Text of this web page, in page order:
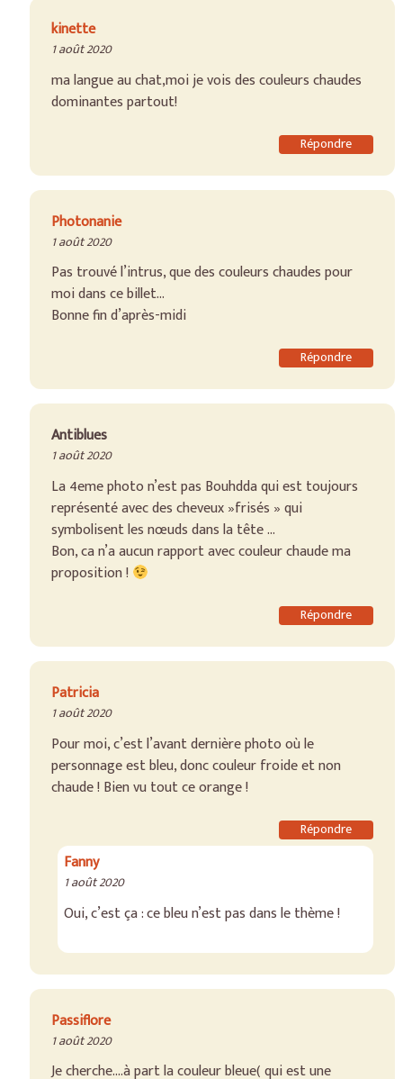
kinette
1 août 2020
ma langue au chat,moi je vois des couleurs chaudes
dominantes partout!
Répondre
Photonanie
1 août 2020
Pas trouvé l’intrus, que des couleurs chaudes pour
moi dans ce billet…
Bonne fin d’après-midi
Répondre
Antiblues
1 août 2020
La 4eme photo n’est pas Bouhdda qui est toujours
représenté avec des cheveux »frisés » qui
symbolisent les nœuds dans la tête …
Bon, ca n’a aucun rapport avec couleur chaude ma
proposition !
Répondre
Patricia
1 août 2020
Pour moi, c’est l’avant dernière photo où le
personnage est bleu, donc couleur froide et non
chaude ! Bien vu tout ce orange !
Répondre
Fanny
1 août 2020
Oui, c’est ça : ce bleu n’est pas dans le thème !
Passiflore
1 août 2020
Je cherche….à part la couleur bleue( qui est une